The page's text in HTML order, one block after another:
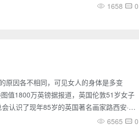
吸，一口气潜到池底。
1658 0
原因各不相同，可见女人的身体是多变
值1800万英镑据报道，英国伦敦51岁女子
认识了现年85岁的英国著名画家路西安·弗
、严重超重的肥胖女子，但弗洛伊德后来仍
6565 0